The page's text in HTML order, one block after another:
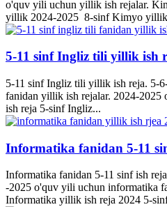
o'quv yili uchun yillik ish rejalar.
yillik 2024-2025 8-sinf Kimyo
5-11 sinf Ingliz tili yillik ish
5-11 sinf Ingliz tili yillik ish reja. 5-
fanidan yillik ish rejalar. 2024-
ish reja 5-sinf Ingliz...
Informatika fanidan 5-11
Informatika fanidan 5-11 sinf ish
-2025 o'quv yili uchun informatika
Informatika yillik ish reja 2024 5-